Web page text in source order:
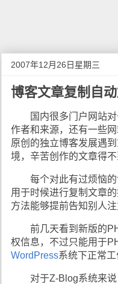
2007年12月26日星期三
博客文章复制自
国内很多门户网站对
作者和来源，还有一些
原创的独立博客发展遇
境，辛苦创作的文章得不
每个对此有过烦恼的
用于时候进行复制文章
方法能够提前告知别人
前几天看到新版的
权信息，不过只能用于
WordPress系统下正常工
对于Z-Blog系统来说